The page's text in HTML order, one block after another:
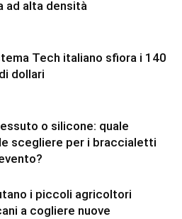
ad alta densità
Tech italiano sfiora i 140
dollari
o silicone: quale
scegliere per i braccialetti
i piccoli agricoltori
a cogliere nuove